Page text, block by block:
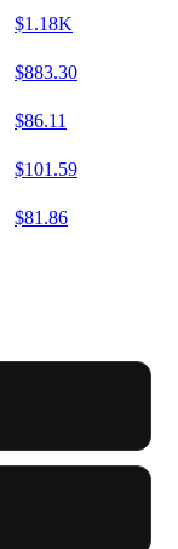
$1.18K
$883.30
$86.11
$101.59
$81.86